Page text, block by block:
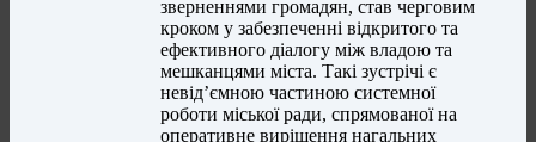
зверненнями громадян, став черговим
кроком у забезпеченні відкритого та
ефективного діалогу між владою та
мешканцями міста. Такі зустрічі є
невід’ємною частиною системної
роботи міської ради, спрямованої на
оперативне вирішення нагальних